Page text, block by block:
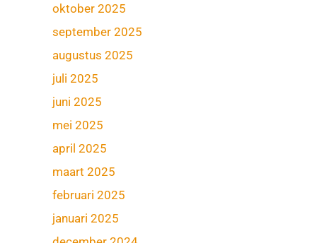
oktober 2025
september 2025
augustus 2025
juli 2025
juni 2025
mei 2025
april 2025
maart 2025
februari 2025
januari 2025